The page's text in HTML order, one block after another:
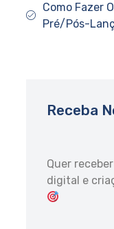
Como Fazer
Pré/Pós-
Receba
Quer
digital e